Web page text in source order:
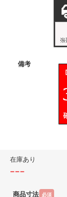
備考
在庫あり
---
商品寸法 必須